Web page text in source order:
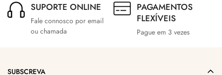
SUPORTE ONLINE
Fale connosco por email
ou chamada
PAGAMENTOS
FLEXÍVEIS
Pague em 3 vezes
SUBSCREVA